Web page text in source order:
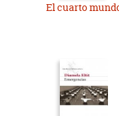
El cuarto